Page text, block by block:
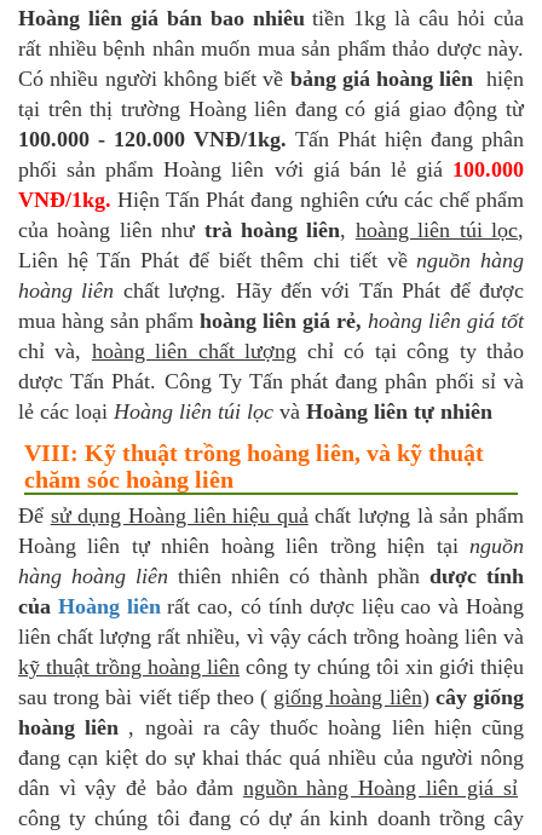
Hoàng liên giá bán bao nhiêutiền 1kg là câu hỏi của
rất nhiều bệnh nhân muốn mua sản phẩm thảo dược này.
Có nhiều người không biết về bảng giá hoàng liên hiện
tại trên thị trường Hoàng liên đang có giá giao động từ
100.000 - 120.000 VNĐ/1kg. Tấn Phát hiện đang phân
phối sản phẩm Hoàng liên với giá bán lẻ giá 100.000
VNĐ/1kg.Hiện Tấn Phát đang nghiên cứu các chế phẩm
của hoàng liên như trà hoàng liên, hoàng liên túi lọc,
Liên hệ Tấn Phát để biết thêm chi tiết vềnguồn hàng
hoàng liên chất lượng. Hãy đến với Tấn Phát để được
mua hàng sản phẩm hoàng liên giá rẻ, hoàng liên giá tốt
chỉ và, hoàng liên chất lượng chỉ có tại công ty thảo
dược Tấn Phát. Công Ty Tấn phát đang phân phối sỉ và
lẻ các loại Hoàng liên túi lọc và Hoàng liên tự nhiên
VIII: Kỹ thuật trồng hoàng liên, và kỹ thuật
chăm sóc hoàng liên
Để sử dụng Hoàng liên hiệu quảchất lượng là sản phẩm
Hoàng liên tự nhiên hoàng liên trồng hiện tại nguồn
hàng hoàng liên thiên nhiên có thành phần dược tính
của Hoàng liên rất cao, có tính dược liệu cao và Hoàng
liên chất lượng rất nhiều, vì vậy cách trồng hoàng liên và
kỹ thuật trồng hoàng liên công ty chúng tôi xin giới thiệu
sau trong bài viết tiếp theo ( giống hoàng liên) cây giống
hoàng liên , ngoài ra cây thuốc hoàng liên hiện cũng
đang cạn kiệt do sự khai thác quá nhiều của người nông
dân vì vậy đẻ bảo đảm nguồn hàng Hoàng liên giá sỉ
công ty chúng tôi đang có dự án kinh doanh trồng cây